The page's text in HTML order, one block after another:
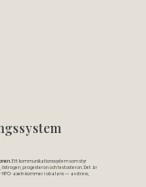
Ett kommunikationssystem som styr
progesteron och testosteron. Det är
HPO-axeln kommer i obalans — av stress,